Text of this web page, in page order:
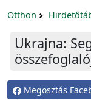
Otthon
Ukrajna:
Megosztás